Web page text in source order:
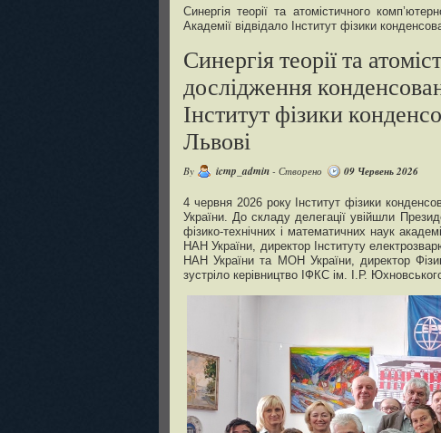
Синергія теорії та атомістичного
Академії відвідало Інститут фізики
Синергія теорії та
дослідження
Інститут фізики
Львові
By icmp_admin - Створено 09 Червень 2026
4 червня 2026 року Інститут фізики
України. До складу делегації увійшли
фізико-технічних і математичних наук
НАН України, директор Інституту
НАН України та МОН України, директор
зустріло керівництво ІФКС ім. І.Р.